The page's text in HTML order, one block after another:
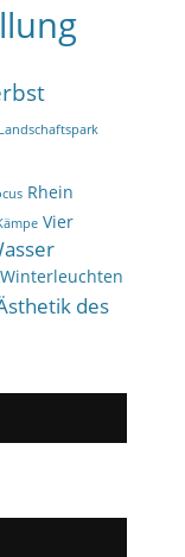
Landschaftspark
Rhein
Vier
Winterleuchten
des